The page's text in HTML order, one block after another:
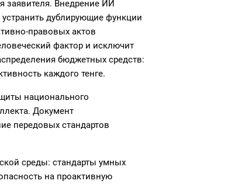
заявителя. Внедрение ИИ
дублирующие функции
правовых актов
фактор и исключит
бюджетных средств:
каждого тенге.
национального
Документ
передовых стандартов
среды: стандарты умных
на проактивную